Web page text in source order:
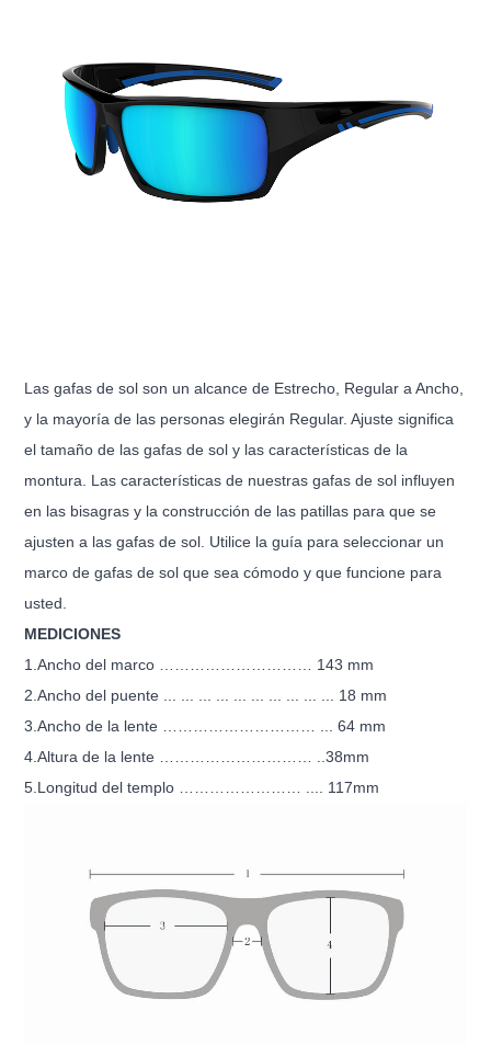
Las gafas de sol son un alcance de Estrecho, Regular a Ancho,
y la mayoría de las personas elegirán Regular. Ajuste significa
el tamaño de las gafas de sol y las características de la
montura. Las características de nuestras gafas de sol influyen
en las bisagras y la construcción de las patillas para que se
ajusten a las gafas de sol. Utilice la guía para seleccionar un
marco de gafas de sol que sea cómodo y que funcione para
usted.
MEDICIONES
1.Ancho del marco ………………………… 143 mm
2.Ancho del puente ... ... ... ... ... ... ... ... ... ... 18 mm
3.Ancho de la lente ………………………… ... 64 mm
4.Altura de la lente ………………………… ..38mm
5.Longitud del templo …………………… .... 117mm